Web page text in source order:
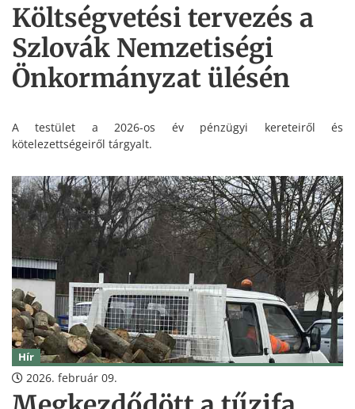
Költségvetési tervezés a
Szlovák Nemzetiségi
Önkormányzat ülésén
A testület a 2026-os év pénzügyi kereteiről és
kötelezettségeiről tárgyalt.
Hír
2026. február 09.